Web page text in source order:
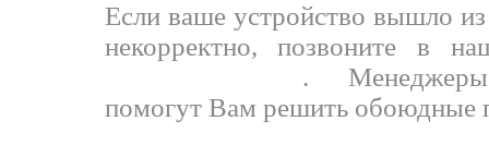
Если ваше устройство вышло из
некорректно, позвоните в
.
помогут Вам решить обоюдные